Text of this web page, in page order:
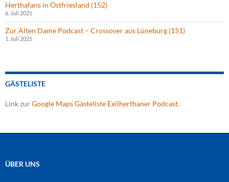
Herthafans in Ostfriesland (152)
6. Juli 2025
Zur Alten Dame Podcast – Crossover aus Lüneburg (151)
1. Juli 2025
GÄSTELISTE
Link zurGoogle Maps Gästeliste Exilherthaner Podcast.
ÜBER UNS